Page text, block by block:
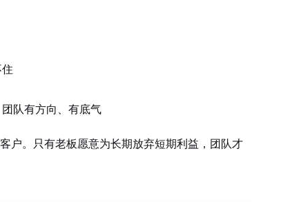
队有方向、有底气
户。只有老板愿意为长期放弃短期利益，团队才